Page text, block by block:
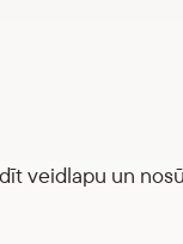
veidlapu un